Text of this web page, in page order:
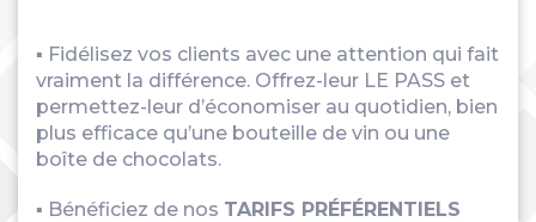
▪ Fidélisez vos clients avec une attention qui fait
vraiment la différence. Offrez-leur LE PASS et
permettez-leur d’économiser au quotidien, bien
plus efficace qu’une bouteille de vin ou une
boîte de chocolats.
▪ Bénéficiez de nos TARIFS PRÉFÉRENTIELS